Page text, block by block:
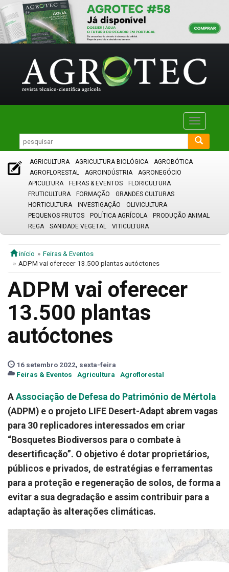
Toggle
AGRICULTURA AGRICULTURA BIOLÓGICA
AGROBÓTICA
AGROFLORESTAL
AGROINDÚSTRIA
AGRONEGÓCIO
APICULTURA
FEIRAS & EVENTOS
FLORICULTURA
FRUTICULTURA
FORMAÇÃO
GRANDES CULTURAS
HORTICULTURA
INVESTIGAÇÃO
OLIVICULTURA
PEQUENOS FRUTOS
POLÍTICA AGRÍCOLA
PRODUÇÃO ANIMAL
REGA
SANIDADE VEGETAL VITICULTURA
início
Feiras & Eventos
ADPM vai oferecer 13.500 plantas autóctones
ADPM vai oferecer
13.500 plantas
autóctones
16 setembro 2022, sexta-feira
Feiras & Eventos
Agricultura Agroflorestal
A Associação de Defesa do Património de Mértola
(ADPM) e o projeto LIFE Desert-Adapt abrem vagas
para 30 replicadores interessados em criar
“Bosquetes Biodiversos para o combate à
desertificação”. O objetivo é dotar proprietários,
públicos e privados, de estratégias e ferramentas
para a proteção e regeneração de solos, de forma a
evitar a sua degradação e assim contribuir para a
adaptação às alterações climáticas.